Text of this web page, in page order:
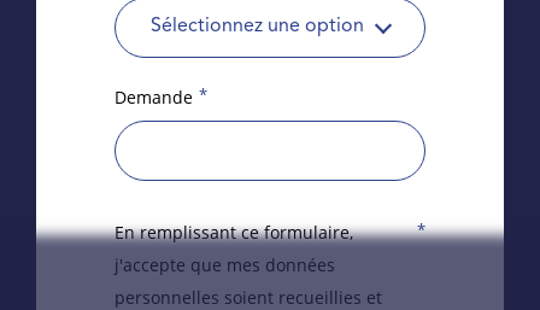
Sélectionnez une option
Demande *
En remplissant ce formulaire,
j'accepte que mes données
personnelles soient recueillies et
*